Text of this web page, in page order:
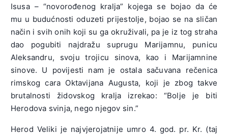
Isusa – “novorođenog kralja” kojega se bojao da će
mu u budućnosti oduzeti prijestolje, bojao se na sličan
način i svih onih koji su ga okruživali, pa je iz tog straha
dao pogubiti najdražu suprugu Marijamnu, punicu
Aleksandru, svoju trojicu sinova, kao i Marijamnine
sinove. U povijesti nam je ostala sačuvana rečenica
rimskog cara Oktavijana Augusta, koji je zbog takve
brutalnosti židovskog kralja izrekao: “Bolje je biti
Herodova svinja, nego njegov sin.”
Herod Veliki je najvjerojatnije umro 4. god. pr. Kr. (taj